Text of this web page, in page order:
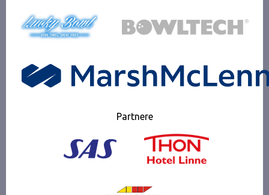
Partnere